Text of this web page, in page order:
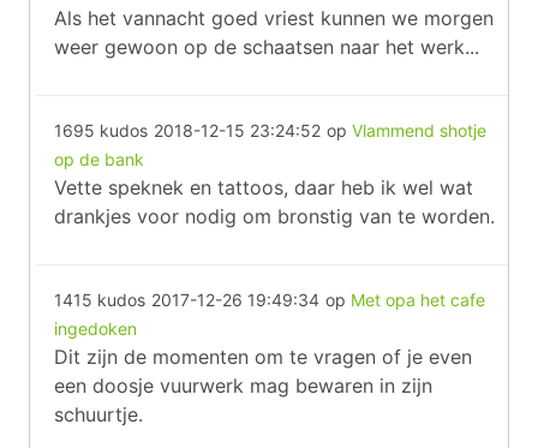
Als het vannacht goed vriest kunnen we morgen
weer gewoon op de schaatsen naar het werk...
1695 kudos 2018-12-15 23:24:52 op Vlammend shotje
op de bank
Vette speknek en tattoos, daar heb ik wel wat
drankjes voor nodig om bronstig van te worden.
1415 kudos 2017-12-26 19:49:34 op Met opa het cafe
ingedoken
Dit zijn de momenten om te vragen of je even
een doosje vuurwerk mag bewaren in zijn
schuurtje.